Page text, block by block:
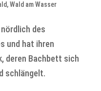
,Wald am Wasser
des
und hat ihren
deren Bachbett sich
schlängelt.